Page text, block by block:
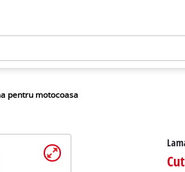
pentru motocoasa